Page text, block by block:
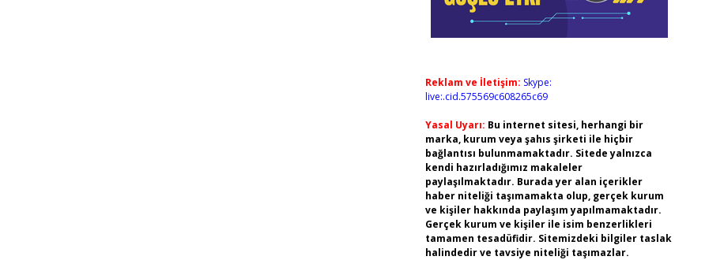
Reklam ve İletişim: Skype:
live:.cid.575569c608265c69
Yasal Uyarı: Bu internet sitesi, herhangi bir
marka, kurum veya şahıs şirketi ile hiçbir
bağlantısı bulunmamaktadır. Sitede yalnızca
kendi hazırladığımız makaleler
paylaşılmaktadır. Burada yer alan içerikler
haber niteliği taşımamakta olup, gerçek kurum
ve kişiler hakkında paylaşım yapılmamaktadır.
Gerçek kurum ve kişiler ile isim benzerlikleri
tamamen tesadüfidir. Sitemizdeki bilgiler taslak
halindedir ve tavsiye niteliği taşımazlar.